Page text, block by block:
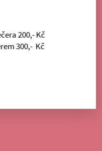
200,- Kč
300,- Kč